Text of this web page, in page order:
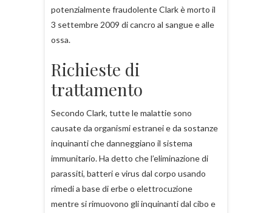
potenzialmente fraudolente Clark è morto il
3 settembre 2009 di cancro al sangue e alle
ossa.
Richieste di
trattamento
Secondo Clark, tutte le malattie sono
causate da organismi estranei e da sostanze
inquinanti che danneggiano il sistema
immunitario. Ha detto che l’eliminazione di
parassiti, batteri e virus dal corpo usando
rimedi a base di erbe o elettrocuzione
mentre si rimuovono gli inquinanti dal cibo e